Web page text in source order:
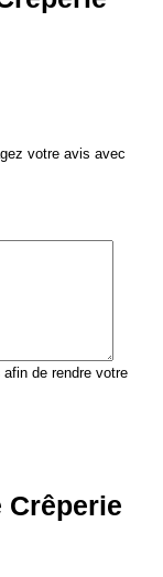
votre avis avec
afin de rendre votre
Crêperie